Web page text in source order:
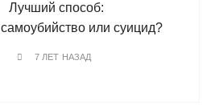
Лучший способ:
самоубийство или суицид?
7 ЛЕТ НАЗАД